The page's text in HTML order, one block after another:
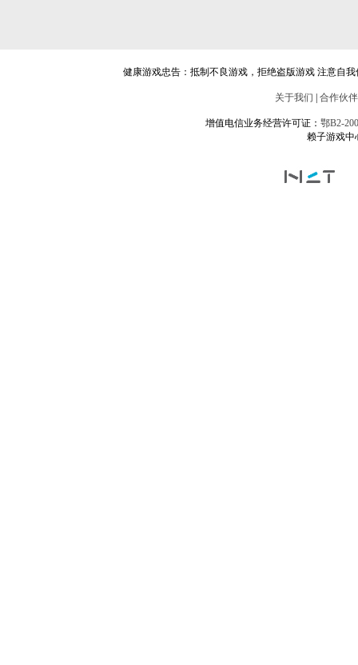
健康游戏忠告：抵制不良游戏，拒绝盗版游戏 注意自
关于我们 合作伙伴
增值电信业务经营许可证： 鄂B2-
赖子游戏中